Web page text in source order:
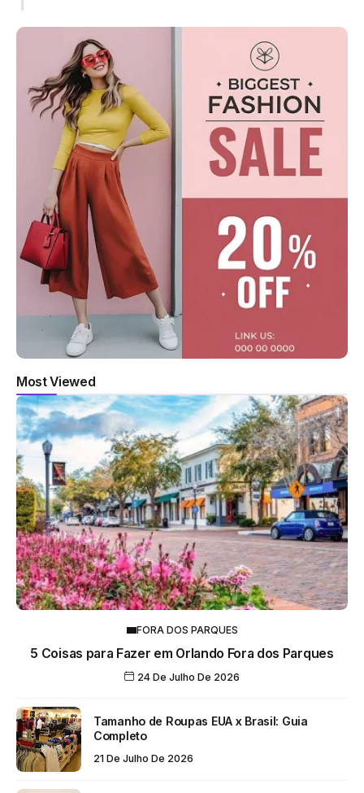
Most Viewed
FORA DOS PARQUES
5 Coisas para Fazer em Orlando Fora dos Parques
24 De Julho De 2026
Tamanho de Roupas EUA x Brasil: Guia
Completo
21 De Julho De 2026